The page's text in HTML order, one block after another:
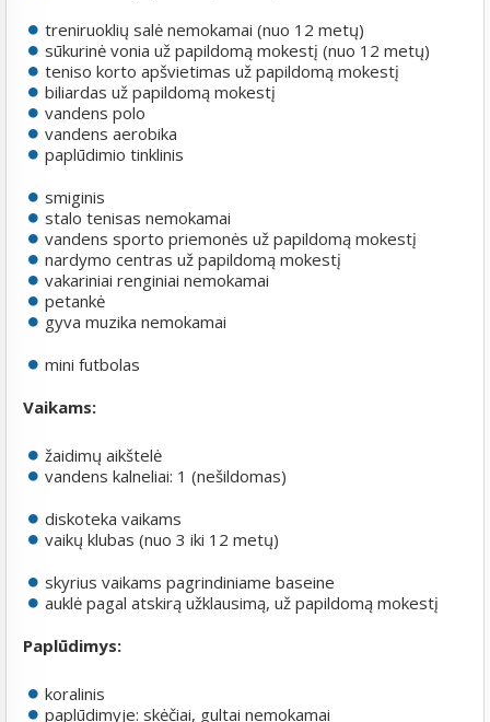
treniruoklių salė nemokamai (nuo 12 metų)
sūkurinė vonia už papildomą mokestį (nuo 12 metų)
teniso korto apšvietimas už papildomą mokestį
biliardas už papildomą mokestį
vandens polo
vandens aerobika
paplūdimio tinklinis
smiginis
stalo tenisas nemokamai
vandens sporto priemonės už papildomą mokestį
nardymo centras už papildomą mokestį
vakariniai renginiai nemokamai
petankė
gyva muzika nemokamai
mini futbolas
Vaikams:
žaidimų aikštelė
vandens kalneliai: 1 (nešildomas)
diskoteka vaikams
vaikų klubas (nuo 3 iki 12 metų)
skyrius vaikams pagrindiniame baseine
auklė pagal atskirą užklausimą, už papildomą mokestį
Paplūdimys:
koralinis
paplūdimyje: skėčiai, gultai nemokamai